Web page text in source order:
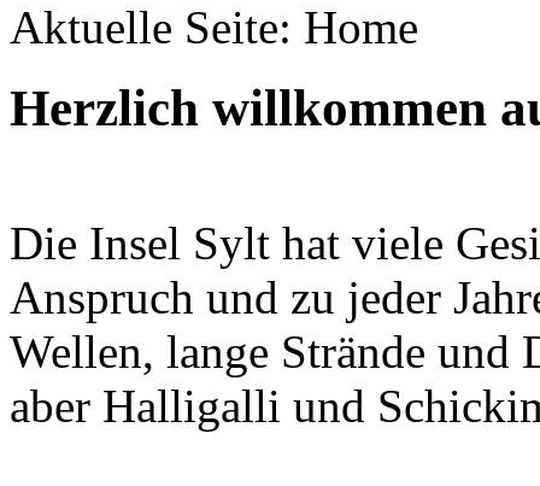
Aktuelle Seite: Home
Herzlich willkommen
Die Insel Sylt hat viele
Anspruch und zu jeder
Wellen, lange Strände und
aber Halligalli und